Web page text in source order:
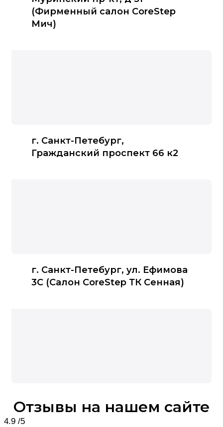
(Фирменный салон CoreStep
Мич)
г. Санкт-Петебург, ​
Гражданский проспект 66 к2​
г. Санкт-Петебург, ​ул. Ефимова
3С (Салон CoreStep ТК Сенная)
Отзывы на нашем сайте
4.9 /5